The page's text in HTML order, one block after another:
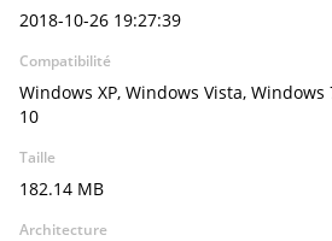
2018-10-26 19:27:39
Compatibilité
Windows XP, Windows Vista,
10
Taille
182.14 MB
Architecture